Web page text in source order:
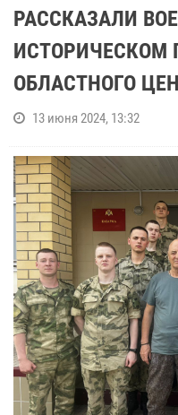
РАССКАЗАЛИ
ОБЛАСТНОГО
13 июня 2024, 13:32